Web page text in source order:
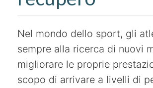
Nel mondo dello sport, gli
sempre alla ricerca di nuovi
migliorare le proprie
scopo di arrivare a livelli di